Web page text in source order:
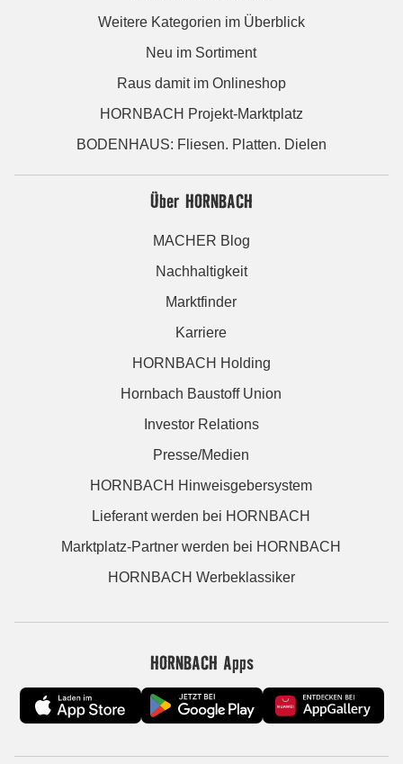
Weitere Kategorien im Überblick
Neu im Sortiment
Raus damit im Onlineshop
HORNBACH Projekt-Marktplatz
BODENHAUS: Fliesen. Platten. Dielen
Über HORNBACH
MACHER Blog
Nachhaltigkeit
Marktfinder
Karriere
HORNBACH Holding
Hornbach Baustoff Union
Investor Relations
Presse/Medien
HORNBACH Hinweisgebersystem
Lieferant werden bei HORNBACH
Marktplatz-Partner werden bei HORNBACH
HORNBACH Werbeklassiker
HORNBACH Apps